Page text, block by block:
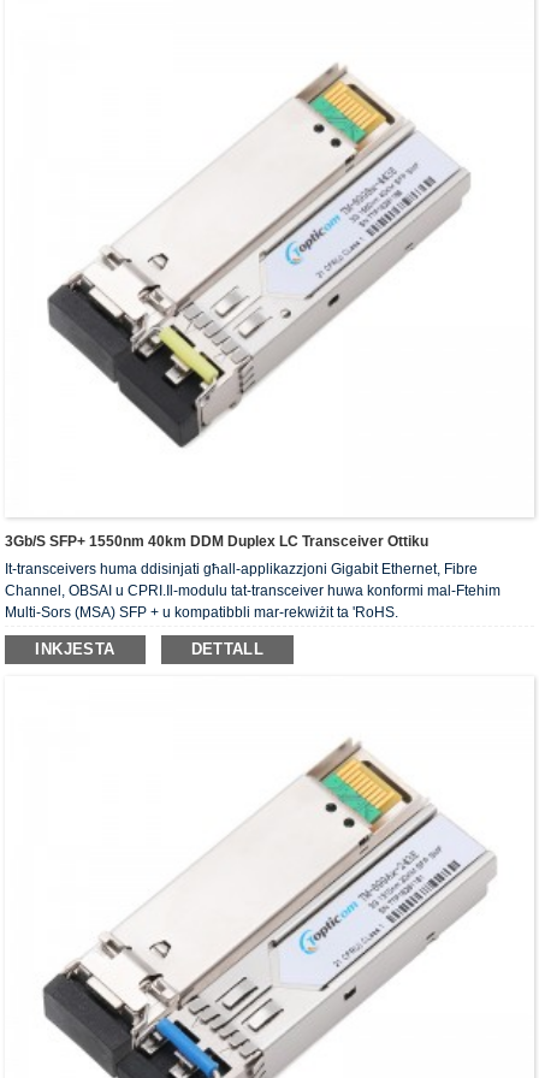
3Gb/s SFP+ 1550nm 40km DDM Duplex LC Transceiver Ottiku
It-transceivers huma ddisinjati għall-applikazzjoni Gigabit Ethernet, Fibre
Channel, OBSAI u CPRI.Il-modulu tat-transceiver huwa konformi mal-Ftehim
Multi-Sors (MSA) SFP + u kompatibbli mar-rekwiżit ta 'RoHS.
INKJESTA DETTALL